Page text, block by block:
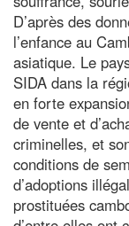
D’après des
l’enfance au
asiatique. Le
SIDA dans la
en forte
de vente et
criminelles, et
conditions de
d’adoptions
prostituées